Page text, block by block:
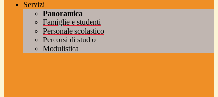
Servizi
Panoramica
Famiglie e studenti
Personale scolastico
Percorsi di studio
Modulistica